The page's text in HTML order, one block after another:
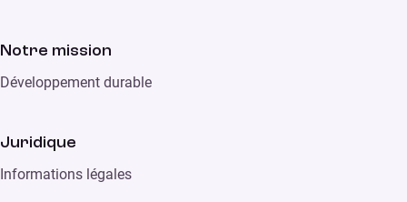
Notre mission
Développement durable
Juridique
Informations légales